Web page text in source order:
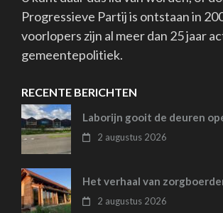
Progressieve Partij is ontstaan in
voorlopers zijn al meer dan 25 jaar
gemeentepolitiek.
RECENTE BERICHTEN
Laborijn gooit de deuren
2 augustus 2026
Het verhaal van
2 augustus 2026